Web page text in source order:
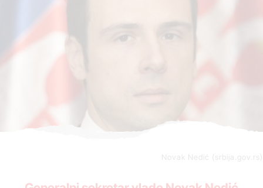
Novak Nedić (srbija.gov.rs)